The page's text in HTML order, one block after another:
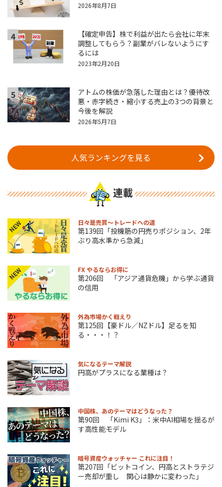
2026年8月7日
4
【確定申告】株で利益が出たら会社に年末
調整してもらう？副業がバレないようにす
るには
2023年2月20日
5
アトムの株価が急落した理由とは？優待改
悪・赤字続き・縮小する売上の3つの背景と
今後を解説
2026年5月7日
人気ランキングを見る
連載
NEW 日々是売買～トレードへの道
第139回「投機筋の円売りポジション、2年
ぶり高水準から急減」
NEW FX やるならお得に
第206回 「アジア通貨危機」から学ぶ通貨
の信用
外為市場かく戦えり
第125回【豪ドル／NZドル】足るを知
る・・・！？
気になるテーマ解説
円高がプラスになる業種は？
中国株、あのテーマはどうなった？
第90回 「Kimi K3」：米中AI相場を揺るが
す高性能モデル
暗号資産ウォッチャー これに注目！
第207回「ビットコイン、円高とストラテジ
ー売却が重し 関心は静かに変わった」